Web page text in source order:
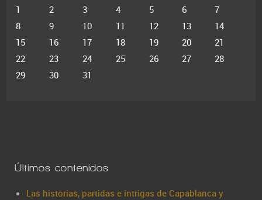
1
2 3 4 5 6
7
8
9 10 11 12 13
14
15
16 17 18 19 20
21
22
23 24 25 26 27
28
29
30 31
Últimos contenidos
Las historias, partidas e intrigas de Capablanca y